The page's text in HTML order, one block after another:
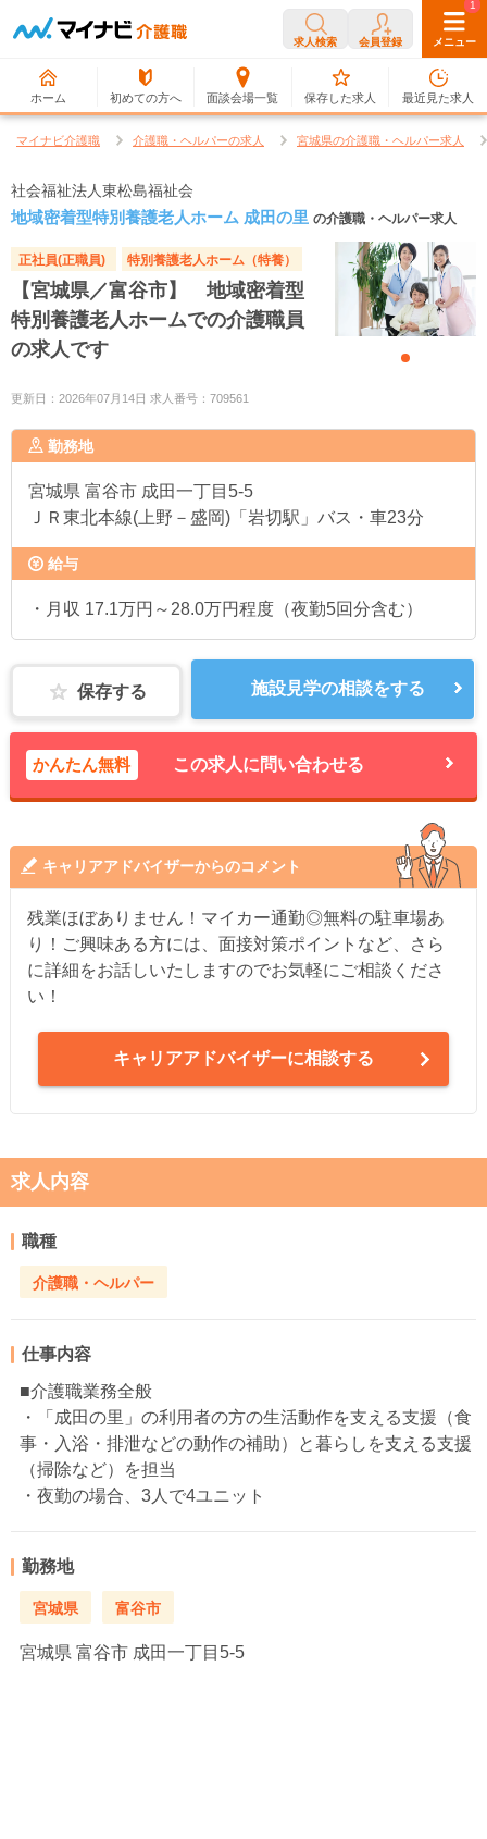
求人検索 会員登録 メニュー
ホーム 初めての方へ 面談会場一覧
0
保存した求人
1
最近見た求人
マイナビ介護職 介護職・ヘルパーの求人 宮城県の介護職・ヘルパー求人
社会福祉法人東松島福祉会
地域密着型特別養護老人ホーム 成田の里 の介護職・ヘルパー求人
正社員(正職員) 特別養護老人ホーム（特養）
【宮城県／富谷市】 地域密着型
特別養護老人ホームでの介護職員
の求人です
更新日：2026年07月14日 求人番号：709561
勤務地
宮城県 富谷市 成田一丁目5-5
ＪＲ東北本線(上野－盛岡)「岩切駅」バス・車23分
給与
・月収 17.1万円～28.0万円程度（夜勤5回分含む）
保存する 施設見学の相談をする
かんたん無料 この求人に問い合わせる
キャリアアドバイザーからのコメント
残業ほぼありません！マイカー通勤◎無料の駐車場あ
り！ご興味ある方には、面接対策ポイントなど、さら
に詳細をお話しいたしますのでお気軽にご相談くださ
い！
キャリアアドバイザーに相談する
求人内容
職種
介護職・ヘルパー
仕事内容
■介護職業務全般
・「成田の里」の利用者の方の生活動作を支える支援（食
事・入浴・排泄などの動作の補助）と暮らしを支える支援
（掃除など）を担当
・夜勤の場合、3人で4ユニット
勤務地
宮城県 富谷市
宮城県 富谷市 成田一丁目5-5